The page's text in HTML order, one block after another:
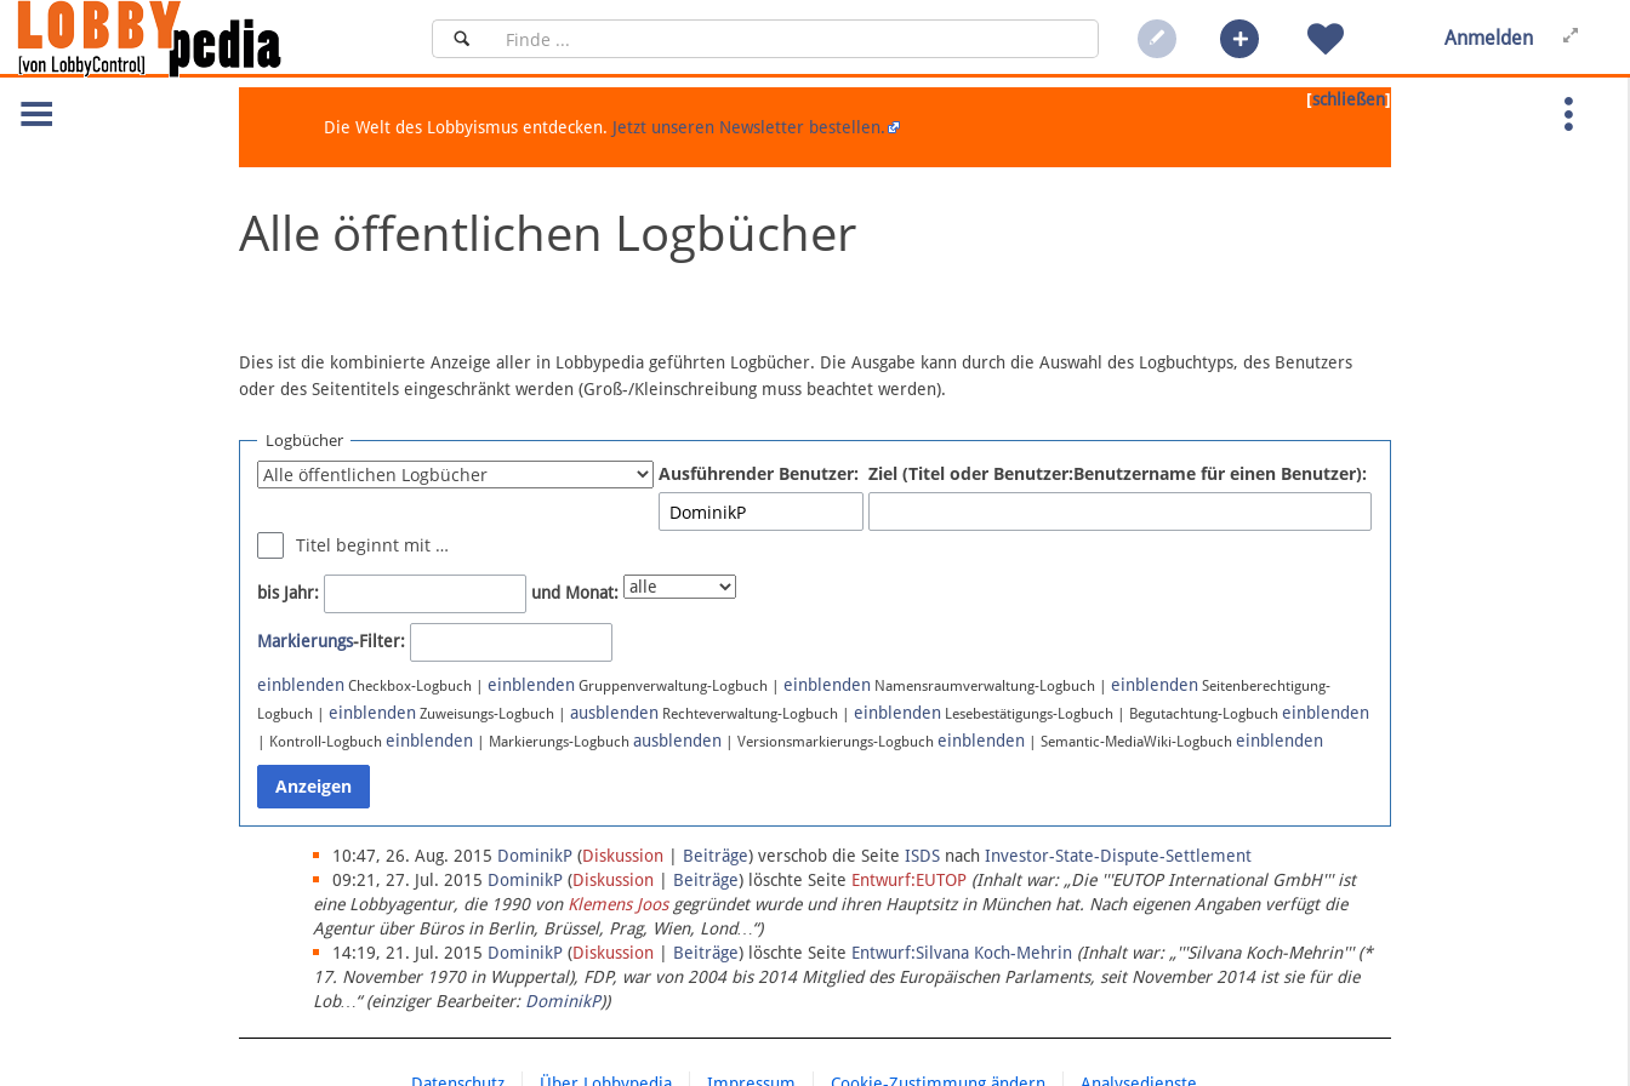
Anmelden
[schließen]
Die Welt des Lobbyismus entdecken. Jetzt unseren Newsletter bestellen.
Alle öffentlichen Logbücher
Dies ist die kombinierte Anzeige aller in Lobbypedia geführten Logbücher. Die Ausgabe kann durch die Auswahl des Logbuchtyps, des Benutzers
oder des Seitentitels eingeschränkt werden (Groß-/Kleinschreibung muss beachtet werden).
Logbücher
Ausführender Benutzer: Ziel (Titel oder Benutzer:Benutzername für einen Benutzer):
Titel beginnt mit …
bis Jahr: und Monat:
Markierungs-Filter:
einblenden Checkbox-Logbuch | einblenden Gruppenverwaltung-Logbuch | einblenden Namensraumverwaltung-Logbuch | einblenden Seitenberechtigung-
Logbuch | einblenden Zuweisungs-Logbuch | ausblenden Rechteverwaltung-Logbuch | einblenden Lesebestätigungs-Logbuch | Begutachtung-Logbuch einblenden
| Kontroll-Logbuch einblenden | Markierungs-Logbuch ausblenden | Versionsmarkierungs-Logbuch einblenden | Semantic-MediaWiki-Logbuch einblenden
10:47, 26. Aug. 2015 DominikP (Diskussion | Beiträge) verschob die Seite ISDS nach Investor-State-Dispute-Settlement
09:21, 27. Jul. 2015 DominikP (Diskussion | Beiträge) löschte Seite Entwurf:EUTOP (Inhalt war: „Die '''EUTOP International GmbH''' ist
eine Lobbyagentur, die 1990 von Klemens Joosgegründet wurde und ihren Hauptsitz in München hat. Nach eigenen Angaben verfügt die
Agentur über Büros in Berlin, Brüssel, Prag, Wien, Lond…“)
14:19, 21. Jul. 2015 DominikP (Diskussion | Beiträge) löschte Seite Entwurf:Silvana Koch-Mehrin (Inhalt war: „'''Silvana Koch-Mehrin''' (*
17. November 1970 in Wuppertal), FDP, war von 2004 bis 2014 Mitglied des Europäischen Parlaments, seit November 2014 ist sie für die
Lob…“ (einziger Bearbeiter: DominikP))